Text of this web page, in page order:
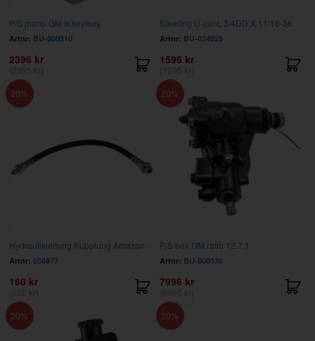
P/S pump GM w.keyway
Artnr: BU-800310
2396 kr
Steering U-joint, 3/4DD X 11/16-36
Artnr: BU-034925
1596 kr
20
Hydraulikleitung Kupplung Amazon
Artnr: 656877
160 kr
20
P/S box GM ratio 12,7:1
Artnr: BU-800130
7996 kr
20
20